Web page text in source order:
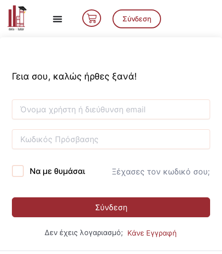
Μετάβαση
περιεχόμενο
Cart Σύνδεση
Γεια σου, καλώς ήρθες ξανά!
Να με θυμάσαι Ξέχασες τον κωδικό σου;
Σύνδεση
Δεν έχεις λογαριασμό; Κάνε Εγγραφή